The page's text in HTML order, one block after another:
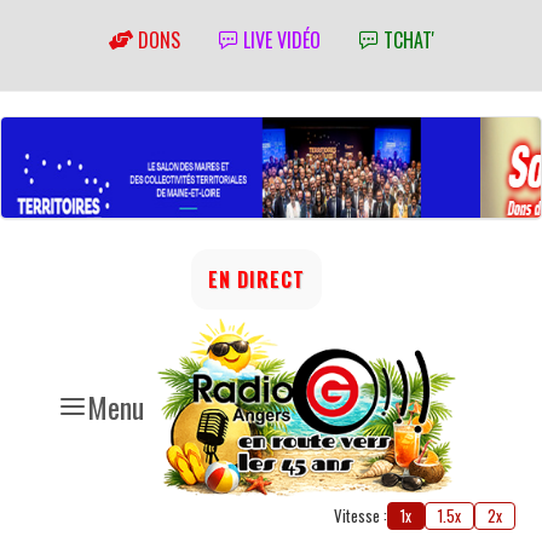
DONS LIVE VIDÉO TCHAT'
Menu
EN DIRECT
Vitesse : 1x 1.5x 2x